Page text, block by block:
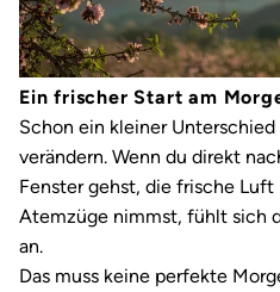
Ein frischer Start am
Schon ein kleiner
verändern. Wenn du direkt
Fenster gehst, die frische
Atemzüge nimmst, fühlt sich
an.
Das muss keine perfekte